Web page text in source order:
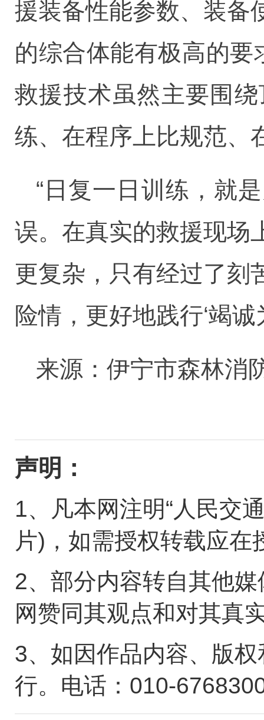
援装备性能参数、装备
的综合体能有极高的要
救援技术虽然主要围
练、在程序上比规范、
“日复一日训练，就
误。在真实的救援现场
更复杂，只有经过了刻
险情，更好地践行‘竭
来源：伊宁市森林消
声明：
1、凡本网注明“人民交
片)，如需授权转载应
2、部分内容转自其他
网赞同其观点和对其真
3、如因作品内容、版
行。电话：010-